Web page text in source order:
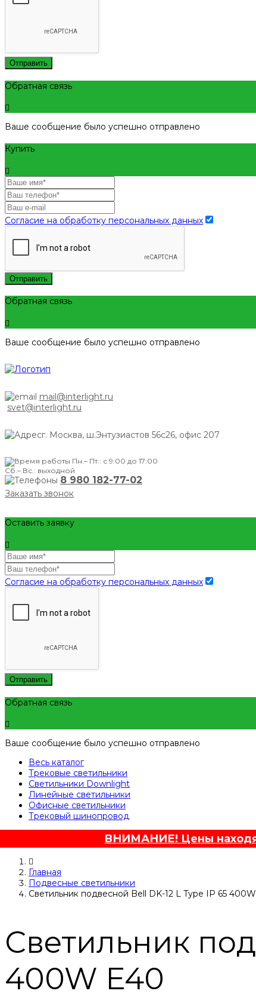
Отправить
Обратная связь
Ваше сообщение было успешно отправлено
Купить
Согласие на обработку персональных данных
Отправить
Обратная связь
Ваше сообщение было успешно отправлено
mail@interlight.ru
svet@interlight.ru
г. Москва, ш.Энтузиастов 56с26, офис 207
Пн.– Пт.: с 9:00 до 17:00
Сб.– Вс.: выходной
8 980 182-77-02
Заказать звонок
Оставить заявку
Согласие на обработку персональных данных
Отправить
Обратная связь
Ваше сообщение было успешно отправлено
Весь каталог
Трековые светильники
Светильники Downlight
Линейные светильники
Офисные светильники
Трековый шинопровод
ВНИМАНИЕ! Цены
Главная
Подвесные светильники
Светильник подвесной Bell DK-12 L Type IP 65
Светильник
400W E40